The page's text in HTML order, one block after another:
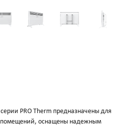
PRO Therm предназначены для
оснащены надежным